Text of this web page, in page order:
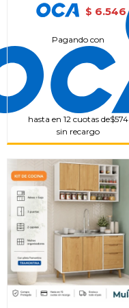
$ 6.546
Pagando con
hasta en 12 cuotas de$574
sin recargo